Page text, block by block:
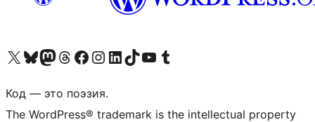
Посетите нас в X (ранее Twitter)
Посетите нашу учётную запись в Bluesky
Посетите нашу ленту в Mastodon
Посетите нашу учётную запись в Threads
Посетите нашу страницу на Facebook
Посетите наш Instagram
Посетите нашу страницу в LinkedIn
Посетите нашу учётную запись в TikTok
Посетите наш канал YouTube
Посетите нашу учётную запись в Tumblr
Код — это поэзия.
The WordPress® trademark is the intellectual property